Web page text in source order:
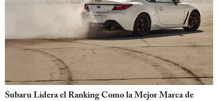
Subaru Lidera el Ranking Como la Mejor Marca de